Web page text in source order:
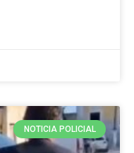
NOTICIA POLICIAL